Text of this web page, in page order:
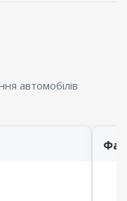
автомобілів